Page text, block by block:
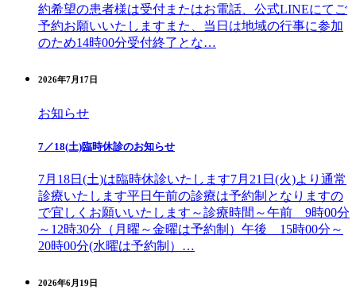
約希望の患者様は受付またはお電話、公式LINEにてご
予約お願いいたしますまた、当日は地域の行事に参加
のため14時00分受付終了とな…
2026年7月17日
お知らせ
7／18(土)臨時休診のお知らせ
7月18日(土)は臨時休診いたします7月21日(火)より通常
診療いたします平日午前の診療は予約制となりますの
で宜しくお願いいたします～診療時間～午前 9時00分
～12時30分（月曜～金曜は予約制）午後 15時00分～
20時00分(水曜は予約制）…
2026年6月19日